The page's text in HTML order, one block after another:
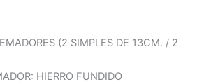
(2 SIMPLES DE 13CM. / 2
HIERRO FUNDIDO